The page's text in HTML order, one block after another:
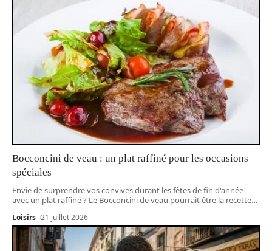
Bocconcini de veau : un plat raffiné pour les occasions
spéciales
Envie de surprendre vos convives durant les fêtes de fin d'année
avec un plat raffiné ? Le Bocconcini de veau pourrait être la recette…
Loisirs 21 juillet 2026